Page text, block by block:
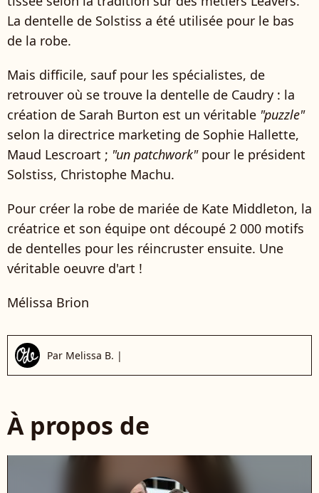
La dentelle de Solstiss a été utilisée pour le bas
de la robe.
Mais difficile, sauf pour les spécialistes, de
retrouver où se trouve la dentelle de Caudry : la
création de Sarah Burton est un véritable "puzzle"
selon la directrice marketing de Sophie Hallette,
Maud Lescroart ; "un patchwork"pour le président
Solstiss, Christophe Machu.
Pour créer la robe de mariée de Kate Middleton, la
créatrice et son équipe ont découpé 2 000 motifs
de dentelles pour les réincruster ensuite. Une
véritable oeuvre d'art !
Mélissa Brion
Par Melissa B. |
À propos de